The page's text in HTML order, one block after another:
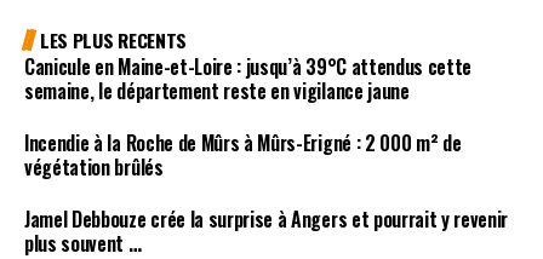
LES PLUS RECENTS
Canicule en Maine-et-Loire : jusqu’à 39°C attendus cette
semaine, le département reste en vigilance jaune
Incendie à la Roche de Mûrs à Mûrs-Erigné : 2 000 m² de
végétation brûlés
Jamel Debbouze crée la surprise à Angers et pourrait y revenir
plus souvent …